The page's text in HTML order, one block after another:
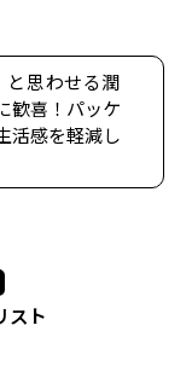
と思わせる潤
歓喜！パッケ
活感を軽減し
スト